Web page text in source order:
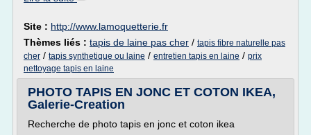
Site : http://www.lamoquetterie.fr
Thèmes liés : tapis de laine pas cher / tapis fibre naturelle pas
cher / tapis synthetique ou laine / entretien tapis en laine / prix
nettoyage tapis en laine
PHOTO TAPIS EN JONC ET COTON IKEA,
Galerie-Creation
Recherche de photo tapis en jonc et coton ikea